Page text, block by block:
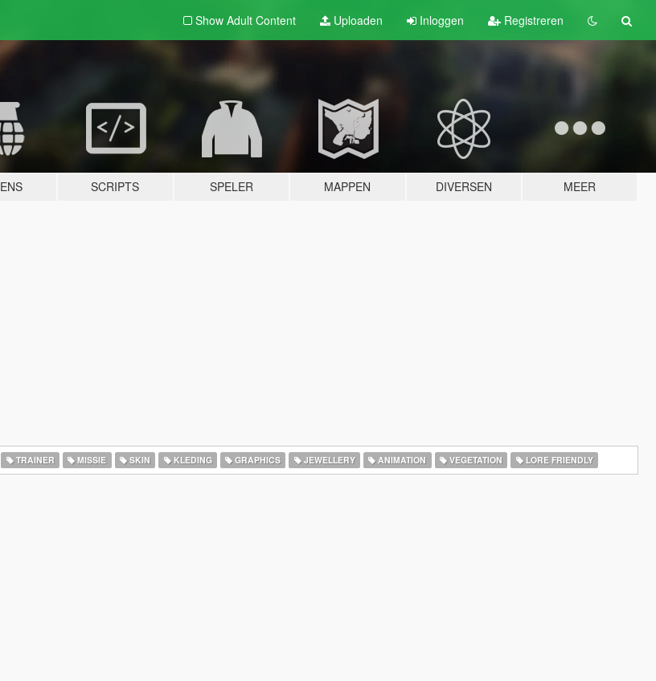
Show Adult Content Uploaden Inloggen Registreren
SCRIPTS SPELER MAPPEN DIVERSEN MEER
TRAINER MISSIE SKIN KLEDING GRAPHICS JEWELLERY ANIMATION VEGETATION LORE FRIENDLY